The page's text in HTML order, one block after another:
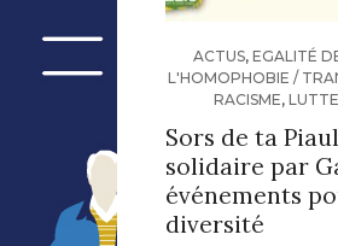
ACTUS, EGALITÉ
L'HOMOPHOBIE /
RACISME,
Sors de ta
solidaire par
événements
diversité